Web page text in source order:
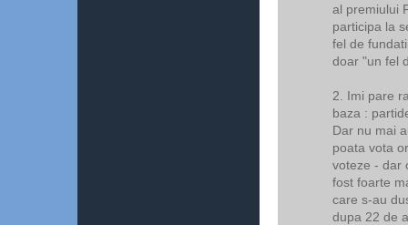
al premiului
participa la
fel de
doar "un fel
2. Imi pare
baza :
Dar nu mai
poata vota
voteze - dar
fost foarte
care s-au
dupa 22 de